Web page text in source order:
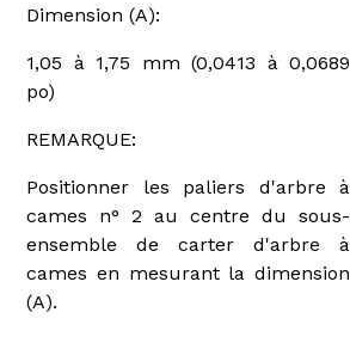
Dimension (A):
1,05 à 1,75 mm (0,0413 à 0,0689
po)
REMARQUE:
Positionner les paliers d'arbre à
cames n° 2 au centre du sous-
ensemble de carter d'arbre à
cames en mesurant la dimension
(A).